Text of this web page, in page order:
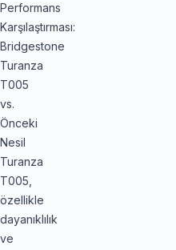
Performans
Karşılaştırması:
Bridgestone
Turanza
T005
vs.
Önceki
Nesil
Turanza
T005,
özellikle
dayanıklılık
ve